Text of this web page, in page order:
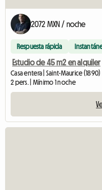
2072 MXN / noche
Respuesta rápida
Estudio de 45 m2 en alquiler
Casa entera | Saint-Maurice (1890)
2 pers. | Mínimo 1 noche